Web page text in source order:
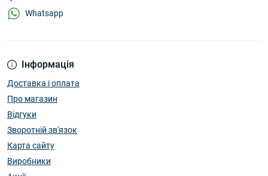
Інформація
Доставка і оплата
Про магазин
Відгуки
Зворотній зв'язок
Карта сайту
Виробники
Whatsapp